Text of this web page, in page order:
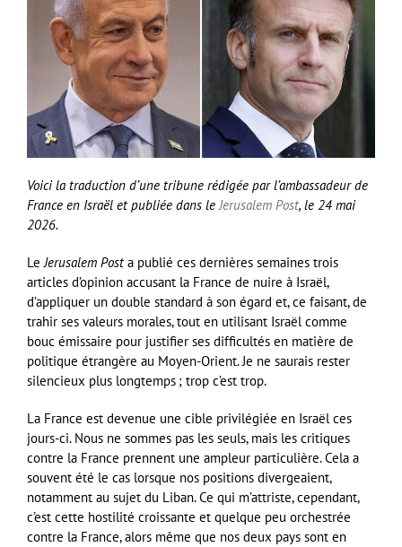
Voici la traduction d’une tribune rédigée par l’ambassadeur de
France en Israël et publiée dans leJerusalem Post, le 24 mai
2026.
LeJerusalem Posta publié ces dernières semaines trois
articles d’opinion accusant la France de nuire à Israël,
d’appliquer un double standard à son égard et, ce faisant, de
trahir ses valeurs morales, tout en utilisant Israël comme
bouc émissaire pour justifier ses difficultés en matière de
politique étrangère au Moyen-Orient. Je ne saurais rester
silencieux plus longtemps ; trop c’est trop.
La France est devenue une cible privilégiée en Israël ces
jours-ci. Nous ne sommes pas les seuls, mais les critiques
contre la France prennent une ampleur particulière. Cela a
souvent été le cas lorsque nos positions divergeaient,
notamment au sujet du Liban. Ce qui m’attriste, cependant,
c’est cette hostilité croissante et quelque peu orchestrée
contre la France, alors même que nos deux pays sont en